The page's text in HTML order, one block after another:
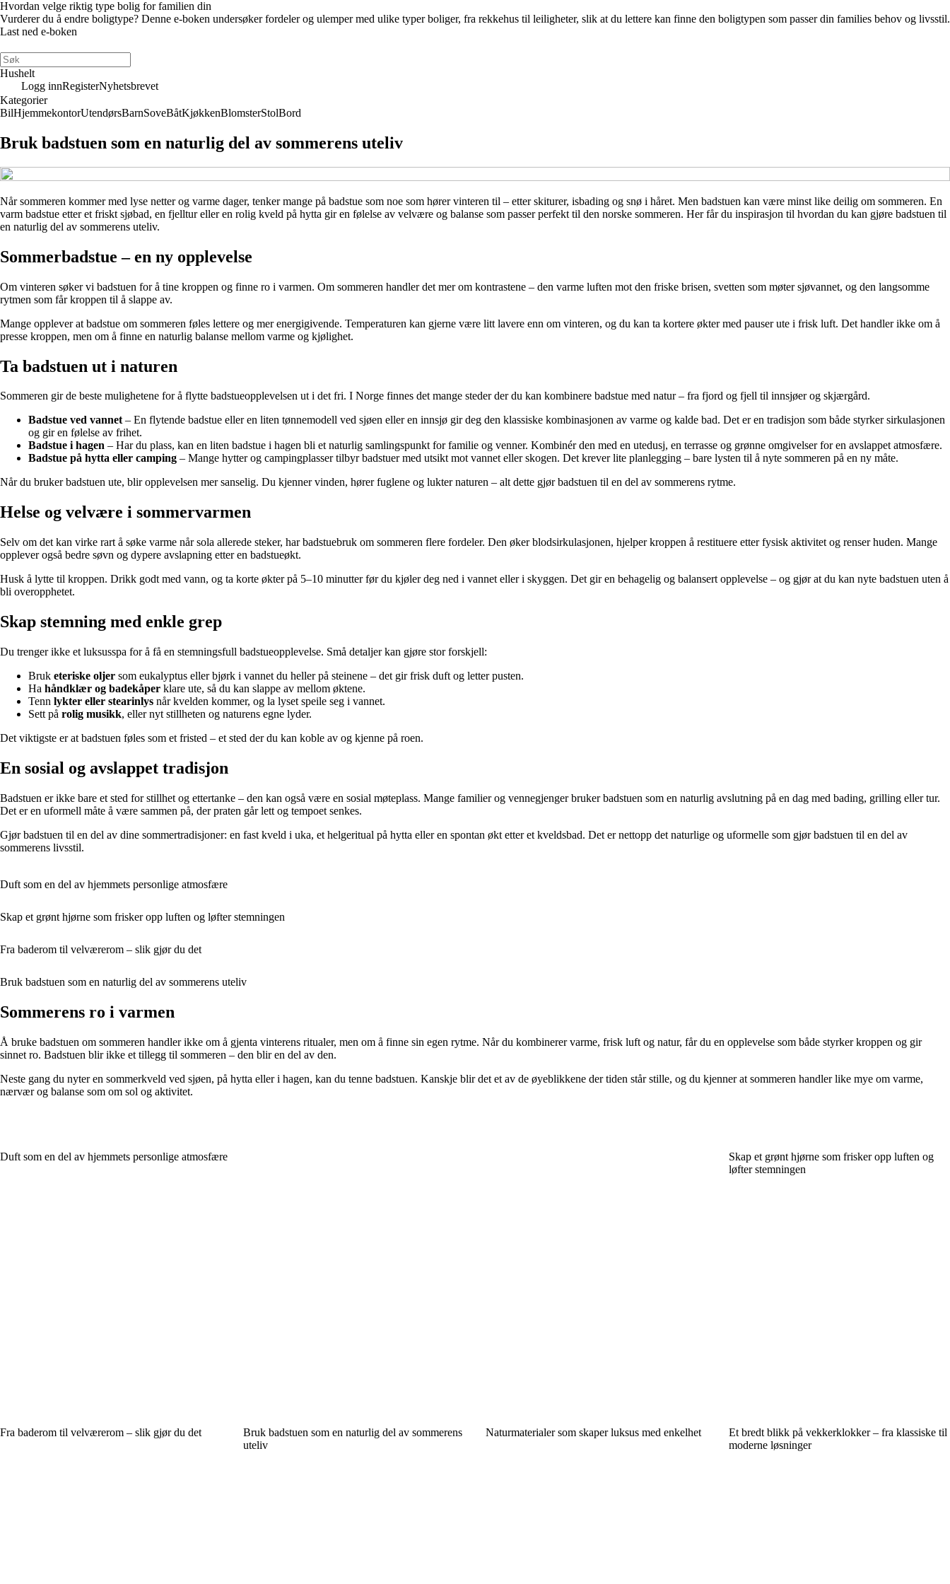
Hvordan velge riktig type bolig for familien din
Vurderer du å endre boligtype? Denne e-boken undersøker fordeler og ulemper med ulike typer boliger, fra rekkehus til leiligheter, slik at du lettere kan finne den boligtypen som passer din families behov og livsstil.
Last ned e-boken
Hushelt
Logg innRegisterNyhetsbrevet
Kategorier
BilHjemmekontorUtendørsBarnSoveBåtKjøkkenBlomsterStolBord
Bruk badstuen som en naturlig del av sommerens uteliv
Når sommeren kommer med lyse netter og varme dager, tenker mange på badstue som noe som hører vinteren til – etter skiturer, isbading og snø i håret. Men badstuen kan være minst like deilig om sommeren. En
varm badstue etter et friskt sjøbad, en fjelltur eller en rolig kveld på hytta gir en følelse av velvære og balanse som passer perfekt til den norske sommeren. Her får du inspirasjon til hvordan du kan gjøre badstuen til
en naturlig del av sommerens uteliv.
Sommerbadstue – en ny opplevelse
Om vinteren søker vi badstuen for å tine kroppen og finne ro i varmen. Om sommeren handler det mer om kontrastene – den varme luften mot den friske brisen, svetten som møter sjøvannet, og den langsomme
rytmen som får kroppen til å slappe av.
Mange opplever at badstue om sommeren føles lettere og mer energigivende. Temperaturen kan gjerne være litt lavere enn om vinteren, og du kan ta kortere økter med pauser ute i frisk luft. Det handler ikke om å
presse kroppen, men om å finne en naturlig balanse mellom varme og kjølighet.
Ta badstuen ut i naturen
Sommeren gir de beste mulighetene for å flytte badstueopplevelsen ut i det fri. I Norge finnes det mange steder der du kan kombinere badstue med natur – fra fjord og fjell til innsjøer og skjærgård.
Badstue ved vannet– En flytende badstue eller en liten tønnemodell ved sjøen eller en innsjø gir deg den klassiske kombinasjonen av varme og kalde bad. Det er en tradisjon som både styrker sirkulasjonen
og gir en følelse av frihet.
Badstue i hagen – Har du plass, kan en liten badstue i hagen bli et naturlig samlingspunkt for familie og venner. Kombinér den med en utedusj, en terrasse og grønne omgivelser for en avslappet atmosfære.
Badstue på hytta eller camping – Mange hytter og campingplasser tilbyr badstuer med utsikt mot vannet eller skogen. Det krever lite planlegging – bare lysten til å nyte sommeren på en ny måte.
Når du bruker badstuen ute, blir opplevelsen mer sanselig. Du kjenner vinden, hører fuglene og lukter naturen – alt dette gjør badstuen til en del av sommerens rytme.
Helse og velvære i sommervarmen
Selv om det kan virke rart å søke varme når sola allerede steker, har badstuebruk om sommeren flere fordeler. Den øker blodsirkulasjonen, hjelper kroppen å restituere etter fysisk aktivitet og renser huden. Mange
opplever også bedre søvn og dypere avslapning etter en badstueøkt.
Husk å lytte til kroppen. Drikk godt med vann, og ta korte økter på 5–10 minutter før du kjøler deg ned i vannet eller i skyggen. Det gir en behagelig og balansert opplevelse – og gjør at du kan nyte badstuen uten å
bli overopphetet.
Skap stemning med enkle grep
Du trenger ikke et luksusspa for å få en stemningsfull badstueopplevelse. Små detaljer kan gjøre stor forskjell:
Bruk eteriske oljer som eukalyptus eller bjørk i vannet du heller på steinene – det gir frisk duft og letter pusten.
Ha håndklær og badekåper klare ute, så du kan slappe av mellom øktene.
Tenn lykter eller stearinlys når kvelden kommer, og la lyset speile seg i vannet.
Sett på rolig musikk, eller nyt stillheten og naturens egne lyder.
Det viktigste er at badstuen føles som et fristed – et sted der du kan koble av og kjenne på roen.
En sosial og avslappet tradisjon
Badstuen er ikke bare et sted for stillhet og ettertanke – den kan også være en sosial møteplass. Mange familier og vennegjenger bruker badstuen som en naturlig avslutning på en dag med bading, grilling eller tur.
Det er en uformell måte å være sammen på, der praten går lett og tempoet senkes.
Gjør badstuen til en del av dine sommertradisjoner: en fast kveld i uka, et helgeritual på hytta eller en spontan økt etter et kveldsbad. Det er nettopp det naturlige og uformelle som gjør badstuen til en del av
sommerens livsstil.
Duft som en del av hjemmets personlige atmosfære
Skap et grønt hjørne som frisker opp luften og løfter stemningen
Fra baderom til velværerom – slik gjør du det
Bruk badstuen som en naturlig del av sommerens uteliv
Sommerens ro i varmen
Å bruke badstuen om sommeren handler ikke om å gjenta vinterens ritualer, men om å finne sin egen rytme. Når du kombinerer varme, frisk luft og natur, får du en opplevelse som både styrker kroppen og gir
sinnet ro. Badstuen blir ikke et tillegg til sommeren – den blir en del av den.
Neste gang du nyter en sommerkveld ved sjøen, på hytta eller i hagen, kan du tenne badstuen. Kanskje blir det et av de øyeblikkene der tiden står stille, og du kjenner at sommeren handler like mye om varme,
nærvær og balanse som om sol og aktivitet.
Duft som en del av hjemmets personlige atmosfære
Skap et grønt hjørne som frisker opp luften og
løfter stemningen
Fra baderom til velværerom – slik gjør du det
Bruk badstuen som en naturlig del av sommerens
uteliv
Naturmaterialer som skaper luksus med enkelhet
Et bredt blikk på vekkerklokker – fra klassiske til
moderne løsninger